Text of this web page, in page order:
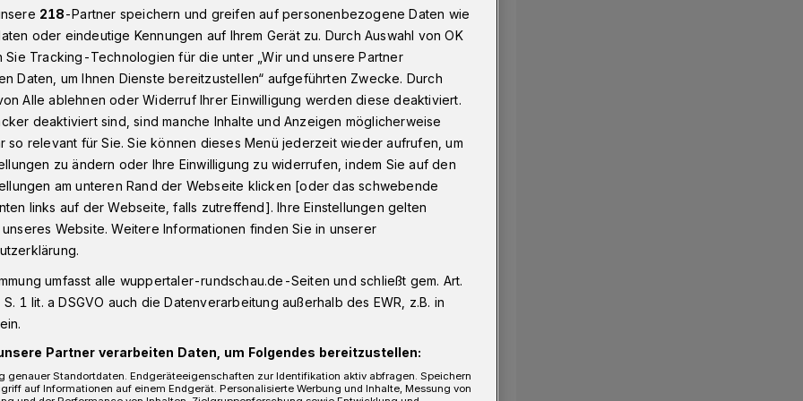
Nächstebrecker Busch in Wuppertal: Arbeiten an Gasleitung
Busch: Arbeiten
November 2021) arbeiten die
in der Straße Nächstebrecker Busch
Für die voraussichtlich dreiwöchige
der Hausnummern 15 und 17
218-Partner speichern und greifen auf personenbezogene Daten wie
oder eindeutige Kennungen auf Ihrem Gerät zu. Durch Auswahl von OK
Sie Tracking-Technologien für die unter „Wir und unsere Partner
Daten, um Ihnen Dienste bereitzustellen“ aufgeführten Zwecke. Durch
Alle ablehnen oder Widerruf Ihrer Einwilligung werden diese deaktiviert.
deaktiviert sind, sind manche Inhalte und Anzeigen möglicherweise
so relevant für Sie. Sie können dieses Menü jederzeit wieder aufrufen, um
zu ändern oder Ihre Einwilligung zu widerrufen, indem Sie auf den
am unteren Rand der Webseite klicken [oder das schwebende
links auf der Webseite, falls zutreffend]. Ihre Einstellungen gelten
Website. Weitere Informationen finden Sie in unserer
umfasst alle wuppertaler-rundschau.de-Seiten und schließt gem. Art.
1 lit. a DSGVO auch die Datenverarbeitung außerhalb des EWR, z.B. in
Partner verarbeiten Daten, um Folgendes bereitzustellen:
genauer Standortdaten. Endgeräteeigenschaften zur Identifikation aktiv abfragen. Speichern
auf Informationen auf einem Endgerät. Personalisierte Werbung und Inhalte, Messung von